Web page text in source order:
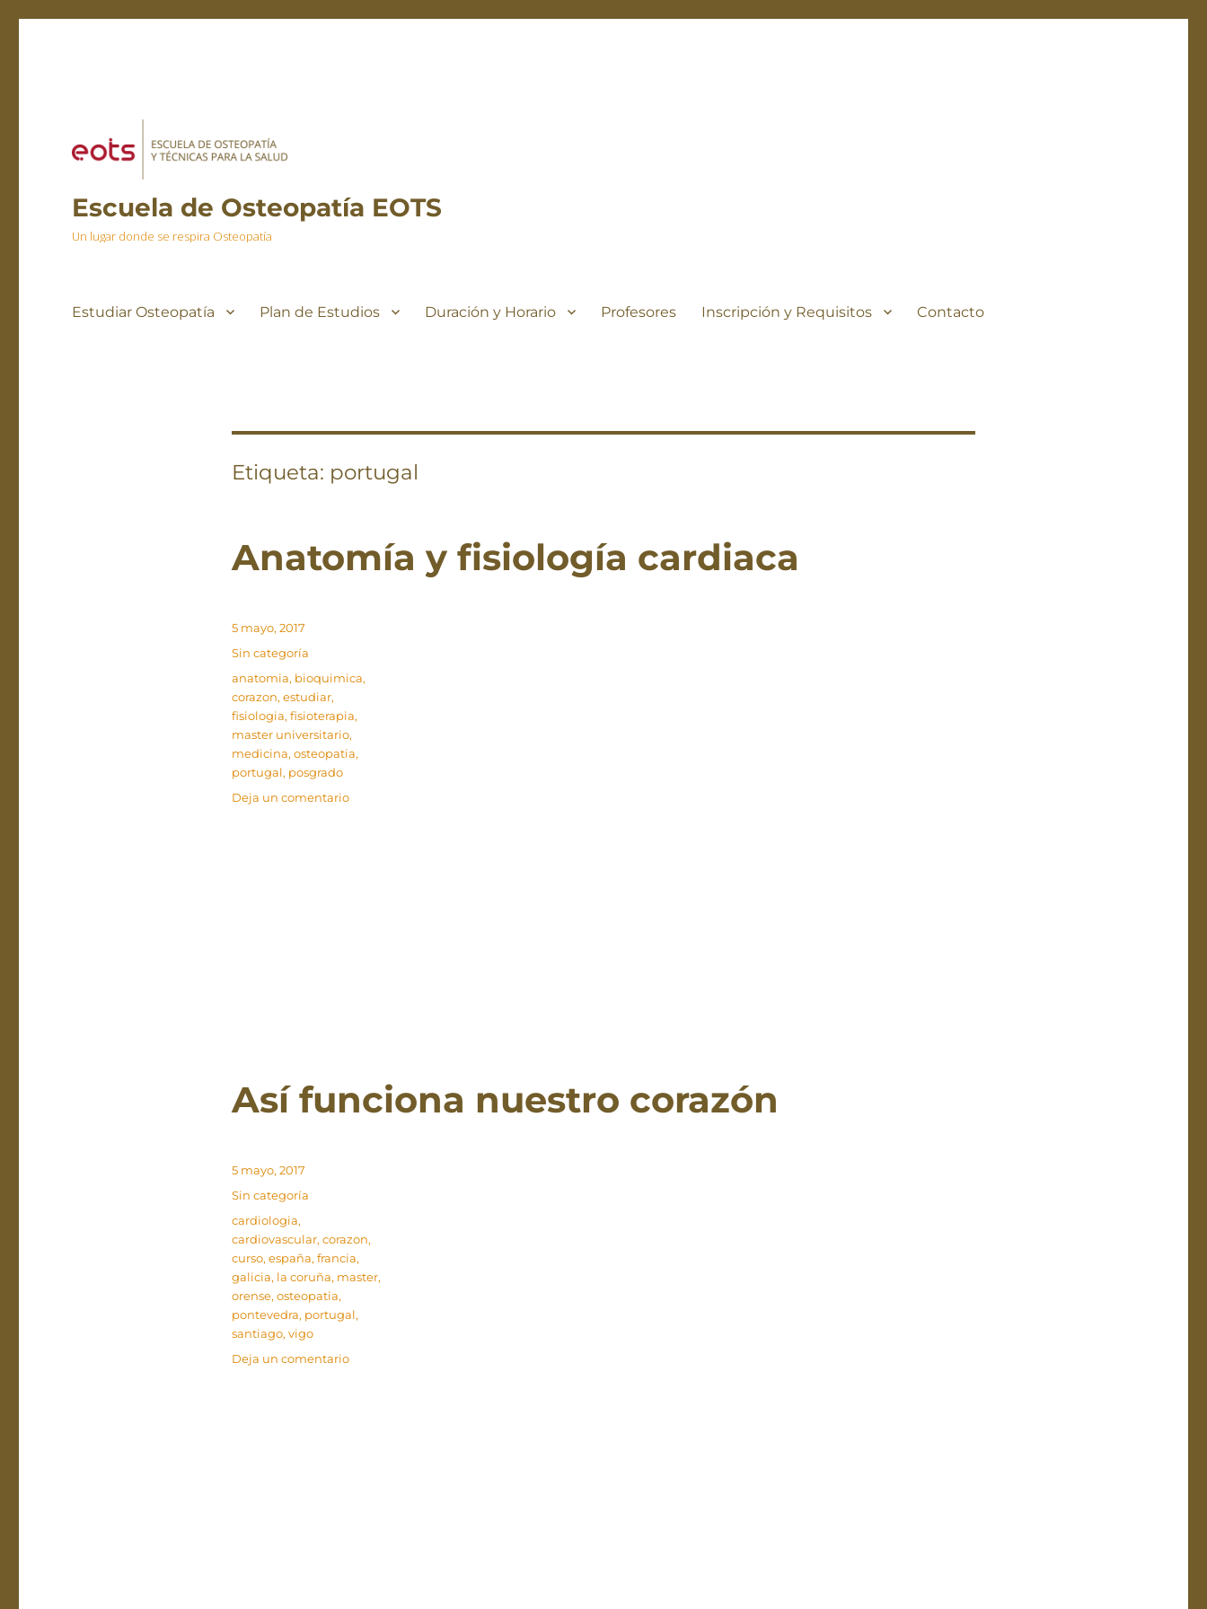
Escuela de Osteopatía EOTS
Un lugar donde se respira Osteopatía
Estudiar Osteopatía Plan de Estudios Duración y Horario Profesores Inscripción y Requisitos Contacto
Etiqueta: portugal
Anatomía y fisiología cardiaca
Publicado
el
5 mayo, 2017
Categorías
Sin categoría
Etiquetas
anatomia, bioquimica,
corazon, estudiar,
fisiologia, fisioterapia,
master universitario,
medicina, osteopatia,
portugal, posgrado
Deja un comentarioen
Así funciona nuestro corazón
Publicado
el
5 mayo, 2017
Categorías
Sin categoría
Etiquetas
cardiologia,
cardiovascular, corazon,
curso, españa, francia,
galicia, la coruña, master,
orense, osteopatia,
pontevedra, portugal,
santiago, vigo
Deja un comentarioen